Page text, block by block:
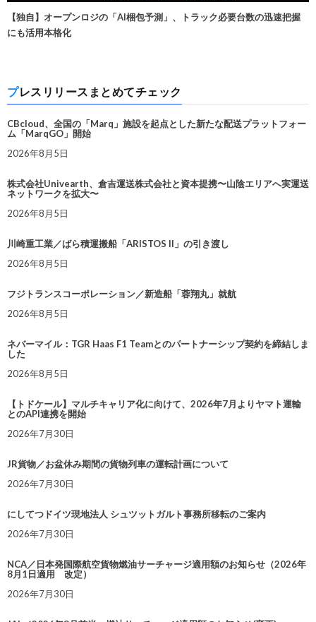
【独自】オープンロジの「AI梱包予測」、トラック必要台数の迅速把握
にも活用本格化
プレスリリースまとめてチェック
CBcloud、全国の「Marq」施設を起点とした新たな配送プラットフォー
ム「MarqGO」開始
2026年8月5日
株式会社Univearth、倉吉運送株式会社と資本提携〜山陰エリアへ実運送
ネットワークを拡大〜
2026年8月5日
川崎重工業／ばら積運搬船「ARISTOS II」の引き渡し
2026年8月5日
フジトランスコーポレーション／新造船「蓉翔丸」就航
2026年8月5日
ネバーマイル：TGR Haas F1 Teamとのパートナーシップ契約を締結しま
した
2026年8月5日
【トドケール】マルチキャリア化に向けて、2026年7月よりヤマト運輸
とのAPI連携を開始
2026年7月30日
JR貨物／お盆休み期間の貨物列車の運転計画について
2026年7月30日
にしてつドイツ現地法人 シュツットガルト事務所移転のご案内
2026年7月30日
NCA／日本発国際航空貨物燃油サーチャージ適用額のお知らせ（2026年
8月1日適用 改定）
2026年7月30日